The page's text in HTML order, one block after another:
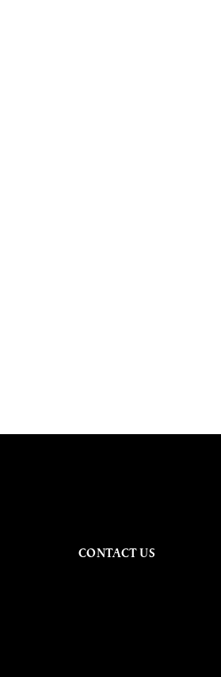
CONTACT US